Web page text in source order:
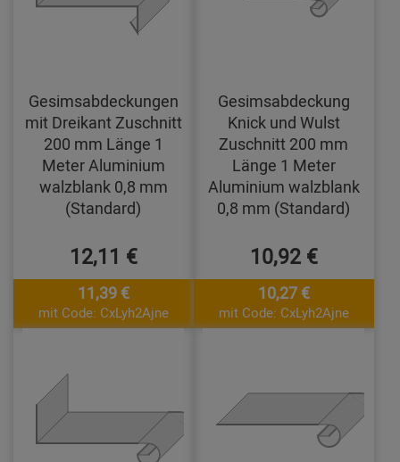
Gesimsabdeckungen
mit Dreikant Zuschnitt
200 mm Länge 1
Meter Aluminium
walzblank 0,8 mm
(Standard)
12,11 €
11,39 €
mit Code: CxLyh2Ajne
Gesimsabdeckung
Knick und Wulst
Zuschnitt 200 mm
Länge 1 Meter
Aluminium walzblank
0,8 mm (Standard)
10,92 €
10,27 €
mit Code: CxLyh2Ajne